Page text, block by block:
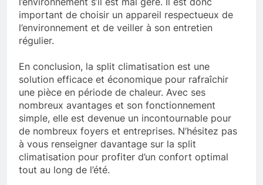
important de choisir un appareil respectueux de
l’environnement et de veiller à son entretien
régulier.
En conclusion, la split climatisation est une
solution efficace et économique pour rafraîchir
une pièce en période de chaleur. Avec ses
nombreux avantages et son fonctionnement
simple, elle est devenue un incontournable pour
de nombreux foyers et entreprises. N’hésitez pas
à vous renseigner davantage sur la split
climatisation pour profiter d’un confort optimal
tout au long de l’été.